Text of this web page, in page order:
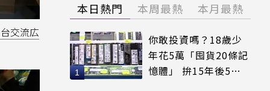
交流広
本日熱門 本周最熱 本月最熱
你敢投資嗎？18歲少
年花5萬「囤貨20條記
憶體」 拚15年後5倍